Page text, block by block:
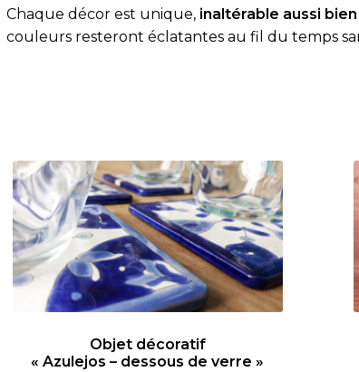
Chaque décor est unique, inaltérable aussi bien
couleurs resteront éclatantes au fil du temps
Objet décoratif
« Azulejos – dessous de verre »